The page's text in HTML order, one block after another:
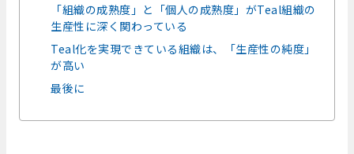
「組織の成熟度」と「個人の成熟度」がTeal組織の
生産性に深く関わっている
Teal化を実現できている組織は、「生産性の純度」
が高い
最後に